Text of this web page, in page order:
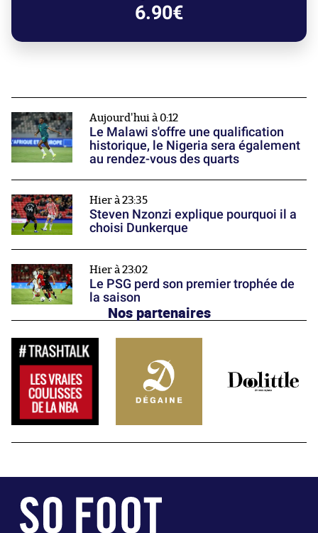
6.90€
Aujourd'hui à 0:12
Le Malawi s'offre une qualification
historique, le Nigeria sera également
au rendez-vous des quarts
Hier à 23:35
Steven Nzonzi explique pourquoi il a
choisi Dunkerque
Hier à 23:02
Le PSG perd son premier trophée de
la saison
Nos partenaires